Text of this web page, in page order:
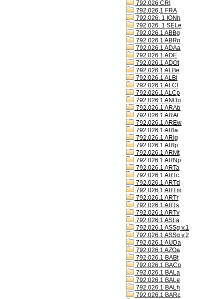
792.026 CRI
792.026,1 FRA
792.026. 1 IONh
792.026. 1 SELe
792.026.1 ABBg
792.026.1 ABRn
792.026.1 ADAa
792.026.1 ADE
792.026.1 ADOt
792.026.1 ALBe
792.026.1 ALBl
792.026.1 ALCf
792.026.1 ALCp
792.026.1 ANDo
792.026.1 ARAb
792.026.1 ARAt
792.026.1 AREw
792.026.1 ARIa
792.026.1 ARIg
792.026.1 ARIp
792.026.1 ARMt
792.026.1 ARNp
792.026.1 ARTa
792.026.1 ARTc
792.026.1 ARTd
792.026.1 ARTm
792.026.1 ARTr
792.026.1 ARTs
792.026.1 ARTv
792.026.1 ASLa
792.026.1 ASSg v.1
792.026.1 ASSg v.2
792.026.1 AUDa
792.026.1 AZOa
792.026.1 BABt
792.026.1 BACp
792.026.1 BALa
792.026.1 BALe
792.026.1 BALh
792.026.1 BARc